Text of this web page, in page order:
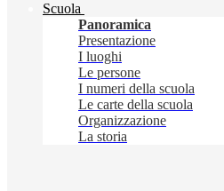
Scuola
Panoramica
Presentazione
I luoghi
Le persone
I numeri della scuola
Le carte della scuola
Organizzazione
La storia